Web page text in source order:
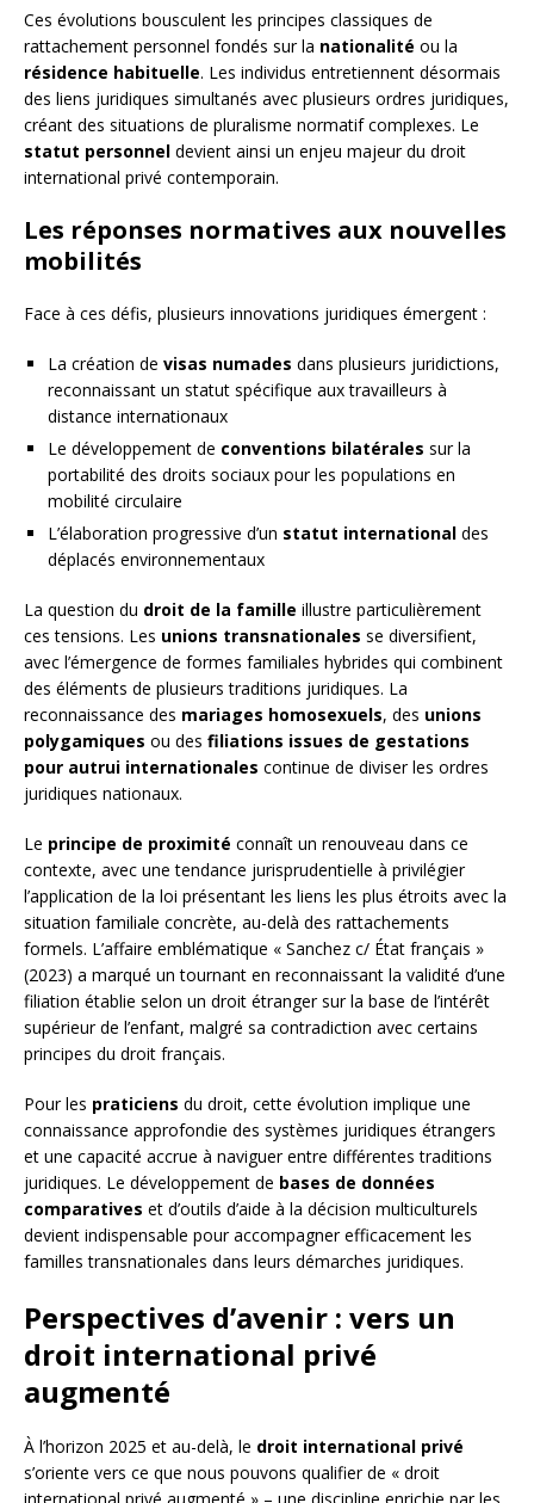
Ces évolutions bousculent les principes classiques de
rattachement personnel fondés sur la nationalité ou la
résidence habituelle. Les individus entretiennent désormais
des liens juridiques simultanés avec plusieurs ordres juridiques,
créant des situations de pluralisme normatif complexes. Le
statut personnel devient ainsi un enjeu majeur du droit
international privé contemporain.
Les réponses normatives aux nouvelles
mobilités
Face à ces défis, plusieurs innovations juridiques émergent :
La création de visas numades dans plusieurs juridictions,
reconnaissant un statut spécifique aux travailleurs à
distance internationaux
Le développement de conventions bilatérales sur la
portabilité des droits sociaux pour les populations en
mobilité circulaire
L’élaboration progressive d’un statut international des
déplacés environnementaux
La question du droit de la famille illustre particulièrement
ces tensions. Les unions transnationales se diversifient,
avec l’émergence de formes familiales hybrides qui combinent
des éléments de plusieurs traditions juridiques. La
reconnaissance des mariages homosexuels, des unions
polygamiques ou des filiations issues de gestations
pour autrui internationales continue de diviser les ordres
juridiques nationaux.
Le principe de proximité connaît un renouveau dans ce
contexte, avec une tendance jurisprudentielle à privilégier
l’application de la loi présentant les liens les plus étroits avec la
situation familiale concrète, au-delà des rattachements
formels. L’affaire emblématique « Sanchez c/ État français »
(2023) a marqué un tournant en reconnaissant la validité d’une
filiation établie selon un droit étranger sur la base de l’intérêt
supérieur de l’enfant, malgré sa contradiction avec certains
principes du droit français.
Pour les praticiens du droit, cette évolution implique une
connaissance approfondie des systèmes juridiques étrangers
et une capacité accrue à naviguer entre différentes traditions
juridiques. Le développement de bases de données
comparatives et d’outils d’aide à la décision multiculturels
devient indispensable pour accompagner efficacement les
familles transnationales dans leurs démarches juridiques.
Perspectives d’avenir : vers un
droit international privé
augmenté
À l’horizon 2025 et au-delà, le droit international privé
s’oriente vers ce que nous pouvons qualifier de « droit